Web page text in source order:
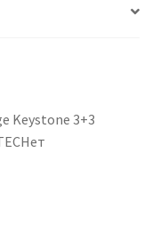
Keystone 3+3